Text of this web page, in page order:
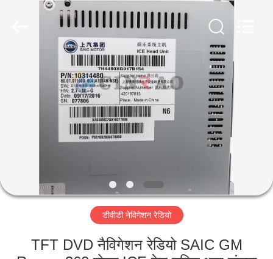
हमारे
डीवीडी नेविगेशन रेडियो
TFT DVD नैविगेशन रेडियो SAIC GM